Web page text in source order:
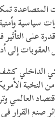
وأمنية
على
إلى
الداخلي
صنع القرار